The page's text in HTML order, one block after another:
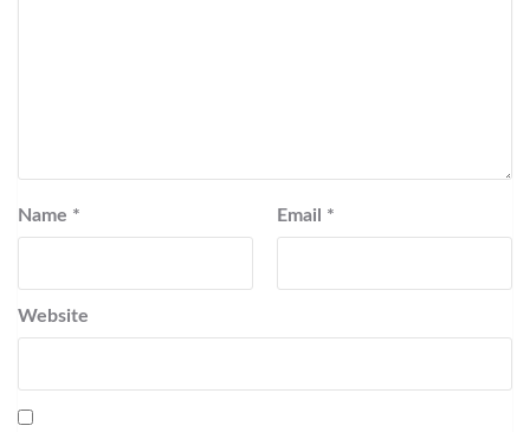
Name * Email *
Website